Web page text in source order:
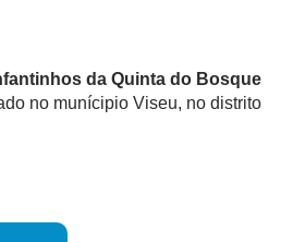
da Quinta do Bosque
no munícipio Viseu, no distrito